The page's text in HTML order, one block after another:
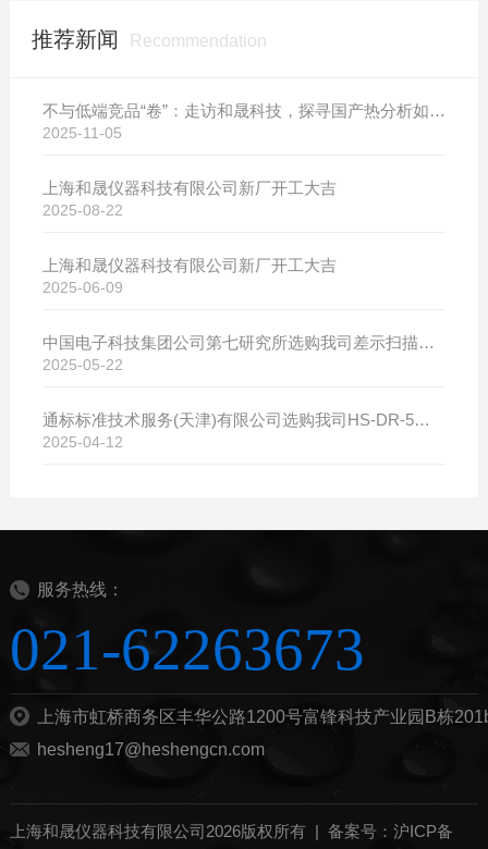
推荐新闻 Recommendation
不与低端竞品“卷”：走访和晟科技，探寻国产热分析如何行稳致远
2025-11-05
上海和晟仪器科技有限公司新厂开工大吉
2025-08-22
上海和晟仪器科技有限公司新厂开工大吉
2025-06-09
中国电子科技集团公司第七研究所选购我司差示扫描量热仪
2025-05-22
通标标准技术服务(天津)有限公司选购我司HS-DR-5导热系数测试仪
2025-04-12
服务热线：
021-62263673
上海市虹桥商务区丰华公路1200号富锋科技产业园B栋
hesheng17@heshengcn.com
上海和晟仪器科技有限公司2026版权所有 | 备案号：沪ICP备